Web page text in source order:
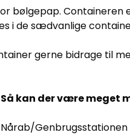
bølgepap.
i de sædvanlige
gerne bidrage til
kan der være meget